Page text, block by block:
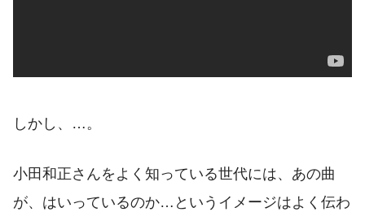
しかし、…。
小田和正さんをよく知っている世代には、あの曲
が、はいっているのか…というイメージはよく伝わ